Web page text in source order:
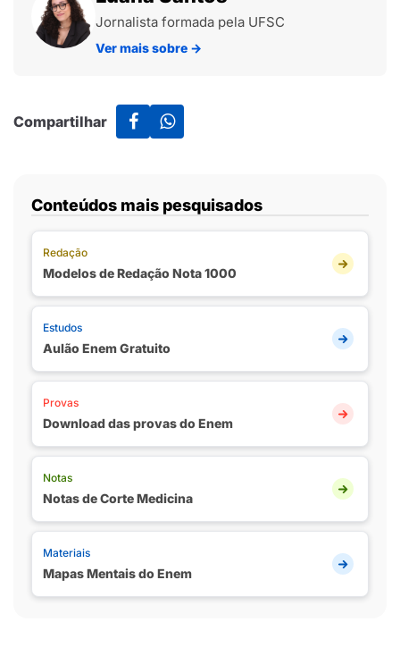
Jornalista formada pela UFSC
Ver mais sobre →
Compartilhar
Conteúdos mais pesquisados
Redação
Modelos de Redação Nota 1000
Estudos
Aulão Enem Gratuito
Provas
Download das provas do Enem
Notas
Notas de Corte Medicina
Materiais
Mapas Mentais do Enem